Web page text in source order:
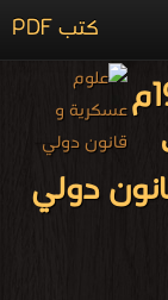
كتب PDF
اصدارات كتب 1902م
دولي